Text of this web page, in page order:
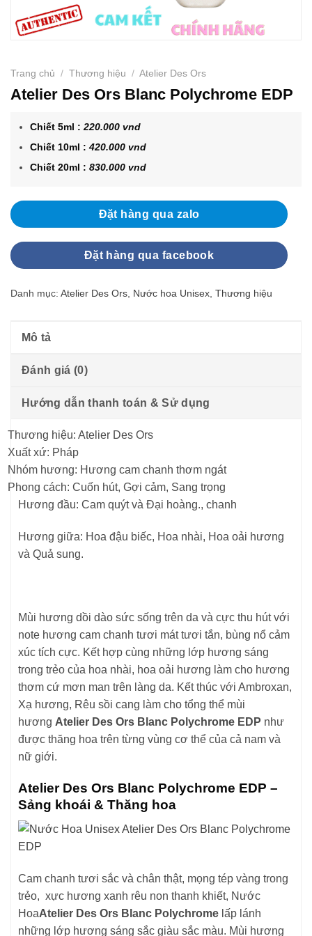
Trang chủ / Thương hiệu / Atelier Des Ors
Atelier Des Ors Blanc Polychrome EDP
Chiết 5ml :220.000 vnd
Chiết 10ml :420.000 vnd
Chiết 20ml :830.000 vnd
Đặt hàng qua zalo
Đặt hàng qua facebook
Danh mục: Atelier Des Ors Nước hoa Unisex Thương hiệu
Mô tả
Đánh giá (0)
Hướng dẫn thanh toán & Sử dụng
Thương hiệu: Atelier Des Ors
Xuất xứ: Pháp
Nhóm hương: Hương cam chanh thơm ngát
Phong cách: Cuốn hút, Gợi cảm, Sang trọng
Hương đầu: Cam quýt và Đại hoàng., chanh
Hương giữa: Hoa đậu biếc, Hoa nhài, Hoa oải hương
và Quả sung.
Mùi hương dồi dào sức sống trên da và cực thu hút với
note hương cam chanh tươi mát tươi tắn, bùng nổ cảm
xúc tích cực. Kết hợp cùng những lớp hương sáng
trong trẻo của hoa nhài, hoa oải hương làm cho hương
thơm cứ mơn man trên làng da. Kết thúc với Ambroxan,
Xạ hương, Rêu sồi cang làm cho tổng thể mùi
hương Atelier Des Ors Blanc Polychrome EDP như
được thăng hoa trên từng vùng cơ thể của cả nam và
nữ giới.
Atelier Des Ors Blanc Polychrome EDP –
Sảng khoái & Thăng hoa
Cam chanh tươi sắc và chân thật, mọng tép vàng trong
trẻo, xực hương xanh rêu non thanh khiết, Nước
HoaAtelier Des Ors Blanc Polychrome lấp lánh
những lớp hương sáng sắc giàu sắc màu. Mùi hương